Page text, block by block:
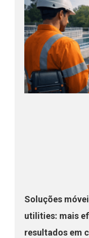
Soluções
utilities: mais
resultados em